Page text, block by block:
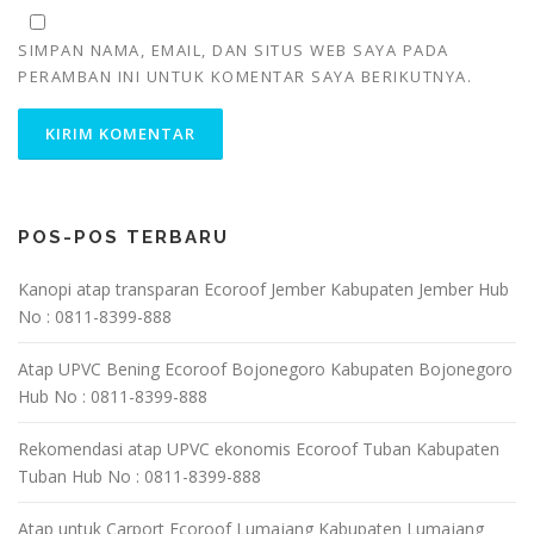
SIMPAN NAMA, EMAIL, DAN SITUS WEB SAYA PADA
PERAMBAN INI UNTUK KOMENTAR SAYA BERIKUTNYA.
POS-POS TERBARU
Kanopi atap transparan Ecoroof Jember Kabupaten Jember Hub
No : 0811-8399-888
Atap UPVC Bening Ecoroof Bojonegoro Kabupaten Bojonegoro
Hub No : 0811-8399-888
Rekomendasi atap UPVC ekonomis Ecoroof Tuban Kabupaten
Tuban Hub No : 0811-8399-888
Atap untuk Carport Ecoroof Lumajang Kabupaten Lumajang